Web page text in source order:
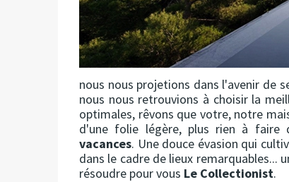
nous nous projetions dans l'avenir de
nous nous retrouvions à choisir la
optimales, rêvons que votre, notre
d'une folie légère, plus rien à faire
vacances. Une douce évasion qui
dans le cadre de lieux remarquables...
résoudre pour vous Le Collectionist.